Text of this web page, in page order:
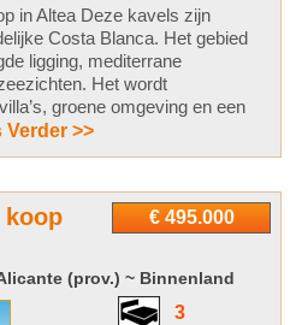
in Altea Deze kavels zijn
Costa Blanca. Het gebied
ligging, mediterrane
Het wordt
groene omgeving en een
Verder >>
€ 495.000
koop
(prov.) ~ Binnenland
3